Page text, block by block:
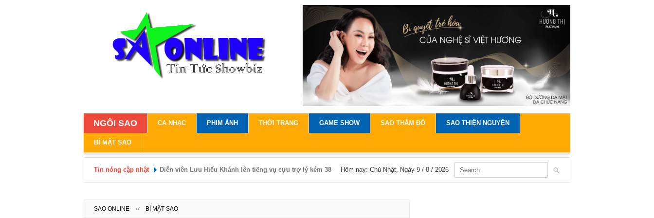
NGÔI SAO CA NHẠC PHIM ẢNH THỜI TRANG GAME SHOW SAO THẢM ĐỎ SAO THIỆN NGUYỆN
BÍ MẬT SAO
Tin nóng cập nhật Áp thấp nhiệt đới trên Vịnh Bắc Bộ vẫn di chuyển chậm
cho đàn con nuôi Việt Nam
Hôm nay: Chủ Nhật, Ngày 9 / 8 / 2026
SAO ONLINE » BÍ MẬT SAO